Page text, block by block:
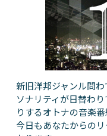
新旧洋邦ジャンル問
ソナリティが日替わ
りするオトナの音楽番
今日もあなたからの